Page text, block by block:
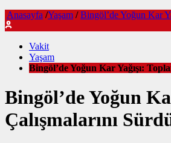
Anasayfa /Yaşam / Bingöl’de Yoğun Kar
Vakit
Yaşam
Bingöl’de Yoğun Kar Yağışı:
Bingöl’de Yoğun
Çalışmalarını